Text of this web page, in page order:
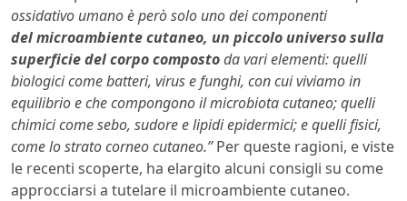
ossidativo umano è però solo uno dei componenti
del microambiente cutaneo, un piccolo universo sulla
superficie del corpo compostoda vari elementi: quelli
biologici come batteri, virus e funghi, con cui viviamo in
equilibrio e che compongono il microbiota cutaneo; quelli
chimici come sebo, sudore e lipidi epidermici; e quelli fisici,
come lo strato corneo cutaneo.”Per queste ragioni, e viste
le recenti scoperte, ha elargito alcuni consigli su come
approcciarsi a tutelare il microambiente cutaneo.